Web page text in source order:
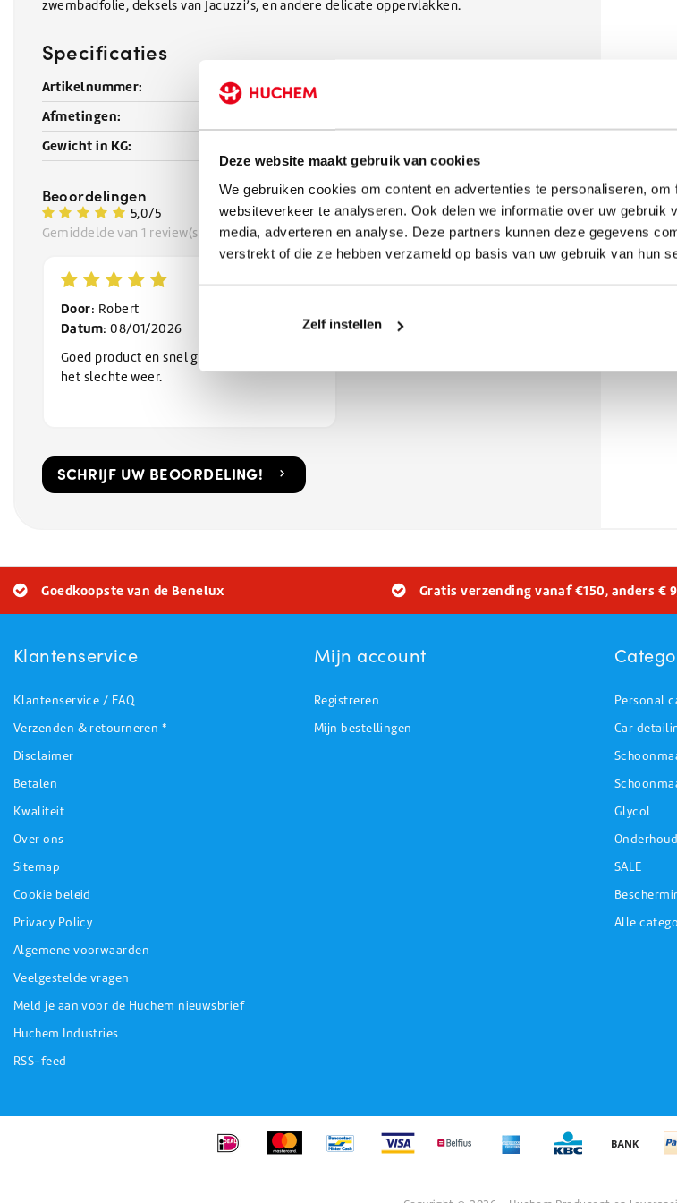
Deze website maakt gebruik van cookies
We gebruiken cookies om content en advertenties te personaliseren,
websiteverkeer te analyseren. Ook delen we informatie over uw gebruik
media, adverteren en analyse. Deze partners kunnen deze gegevens
verstrekt of die ze hebben verzameld op basis van uw gebruik van hun
Zelf instellen
zwembadfolie, deksels van Jacuzzi’s, en andere delicate oppervlakken.
Specificaties
Artikelnummer:
Afmetingen:
Gewicht in KG:
Beoordelingen
5,0/5
Gemiddelde van 1 review(s)
Door: Robert
Datum: 08/01/2026
Goed product en snel geleverd ondanks
het slechte weer.
SCHRIJF UW BEOORDELING!
Goedkoopste van de Benelux Gratis verzending vanaf €150, anders €
Klantenservice
Klantenservice / FAQ
Verzenden & retourneren *
Disclaimer
Betalen
Kwaliteit
Over ons
Sitemap
Cookie beleid
Privacy Policy
Algemene voorwaarden
Veelgestelde vragen
Meld je aan voor de Huchem nieuwsbrief
Huchem Industries
RSS-feed
Mijn account
Registreren
Mijn bestellingen
Personal
Car
Glycol
Onderhoud
SALE
Alle